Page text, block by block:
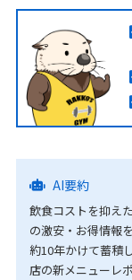
AI要約
飲食コストを抑え
の激安・お得情報
約10年かけて蓄積
店の新メニューレ